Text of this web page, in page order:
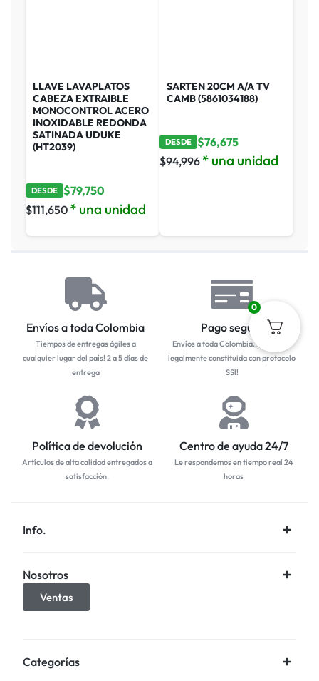
LLAVE LAVAPLATOS
CABEZA EXTRAIBLE
MONOCONTROL ACERO
INOXIDABLE REDONDA
SATINADA UDUKE
(HT2039)
DESDE $79,750
$111,650 * una unidad
SARTEN 20CM A/A TV
CAMB (5861034188)
DESDE $76,675
$94,996 * una unidad
Envíos a toda Colombia
Tiempos de entregas ágiles a
cualquier lugar del país! 2 a 5 días de
entrega
Pago seguro
Envíos a toda Colombia... Empresa
legalmente constituida con protocolo
SSl!
Política de devolución
Artículos de alta calidad entregados a
satisfacción.
Centro de ayuda 24/7
Le respondemos en tiempo real 24
horas
Info.
Nosotros
Ventas
Categorías
0